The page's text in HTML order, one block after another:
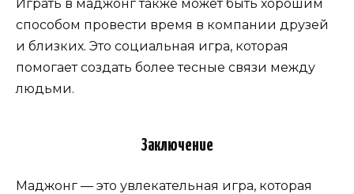
Играть в маджонг также может быть хорошим
способом провести время в компании друзей
и близких. Это социальная игра, которая
помогает создать более тесные связи между
людьми.
Заключение
Маджонг — это увлекательная игра, которая